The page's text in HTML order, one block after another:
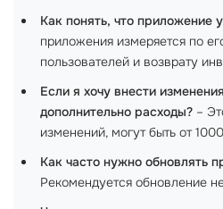
Как понять, что приложение
приложения измеряется по
пользователей и возврату
Если я хочу внести
дополнительно расходы? –
изменений, могут быть от
Как часто нужно обновлять
Рекомендуется обновление